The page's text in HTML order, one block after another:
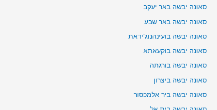
סאונה יבשה באר יעקב
סאונה יבשה באר שבע
סאונה יבשה בועינהנוג'ידאת
סאונה יבשה בוקעאתא
סאונה יבשה בורגתה
סאונה יבשה ביצרון
סאונה יבשה ביר אלמכסור